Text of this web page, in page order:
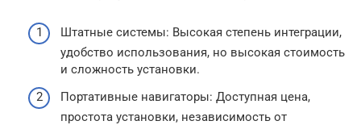
Штатные системы: Высокая степень интеграции,
удобство использования, но высокая стоимость
и сложность установки.
Портативные навигаторы: Доступная цена,
простота установки, независимость от